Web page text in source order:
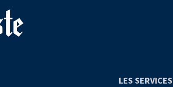
LES SERVICES